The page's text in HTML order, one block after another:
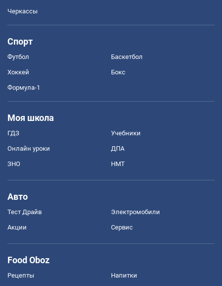
Черкассы
Спорт
Футбол Баскетбол
Хоккей Бокс
Формула-1
Моя школа
ГДЗ Учебники
Онлайн уроки ДПА
ЗНО НМТ
Авто
Тест Драйв Электромобили
Акции Сервис
Food Oboz
Рецепты Напитки